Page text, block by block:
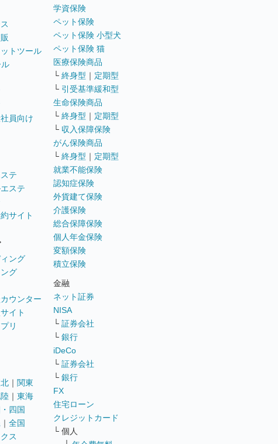
トツール
員向け
テ
ステ
サイト
ング
グ
ウンター
イト
リ
｜ 関東
｜ 東海
四国
｜ 全国
ス
学資保険
ペット保険
ペット保険 小型犬
ペット保険 猫
医療保険商品
└ 終身型 ｜ 定期型
└ 引受基準緩和型
生命保険商品
└ 終身型 ｜ 定期型
└ 収入保障保険
がん保険商品
└ 終身型 ｜ 定期型
就業不能保険
認知症保険
外貨建て保険
介護保険
総合保障保険
個人年金保険
変額保険
積立保険
金融
ネット証券
NISA
└ 証券会社
└ 銀行
iDeCo
└ 証券会社
└ 銀行
FX
住宅ローン
クレジットカード
└ 個人